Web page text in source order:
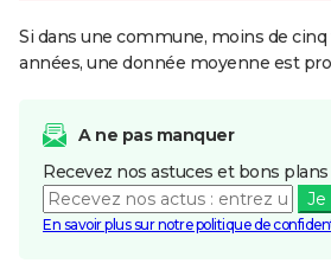
Si dans une commune, moins de
années, une donnée moyenne est
A ne pas manquer
Recevez nos astuces et bons
Je
En savoir plus sur notre politique de